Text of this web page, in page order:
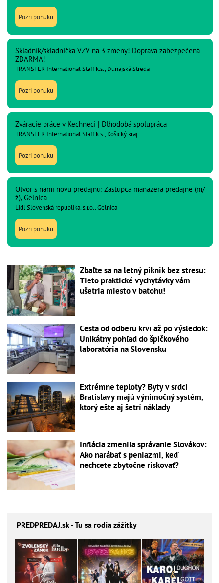
Pozri ponuku
Skladník/skladníčka VZV na 3 zmeny! Doprava zabezpečená
ZDARMA!
TRANSFER International Staff k.s., Dunajská Streda
Pozri ponuku
Zváracie práce v Kechneci | Dlhodobá spolupráca
TRANSFER International Staff k.s., Košický kraj
Pozri ponuku
Otvor s nami novú predajňu: Zástupca manažéra predajne (m/
ž), Gelnica
Lidl Slovenská republika, s.r.o., Gelnica
Pozri ponuku
Zbaľte sa na letný piknik bez stresu:
Tieto praktické vychytávky vám
ušetria miesto v batohu!
Cesta od odberu krvi až po výsledok:
Unikátny pohľad do špičkového
laboratória na Slovensku
Extrémne teploty? Byty v srdci
Bratislavy majú výnimočný systém,
ktorý ešte aj šetrí náklady
Inflácia zmenila správanie Slovákov:
Ako narábať s peniazmi, keď
nechcete zbytočne riskovať?
PREDPREDAJ.sk - Tu sa rodia zážitky